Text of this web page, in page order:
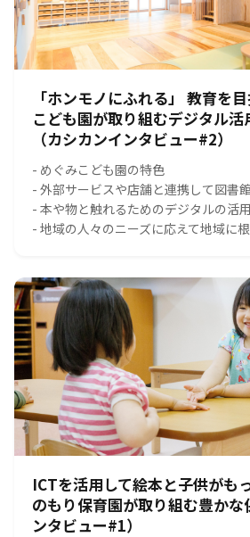
「ホンモノにふれる」 教育を
こども園が取り組むデジタル
（カシカンインタビュー#2）
- めぐみこども園の特色
- 外部サービスや店舗と連携して図書
- 本や物と触れるためのデジタルの活用
- 地域の人々のニーズに応えて地域に
ICTを活用して絵本と子供がも
のもり保育園が取り組む豊かな
ンタビュー#1）